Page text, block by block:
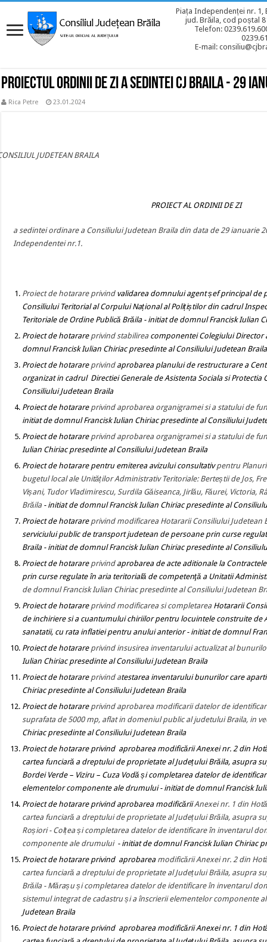
Piața Independenței nr. 1,
jud. Brăila, cod poștal
Telefon:
E-mail:
Proiectul ordinii de zi a sedintei CJ BRAILA - 29
Rica Petre 23.01.2024
JUDETEAN BRAILA
AL ORDINII DE ZI
a sedintei ordinare a Consiliului Judetean Braila din data de 29 ianuarie
Independentei nr.1.
Proiect de hotarare privind validarea domnului agent șef principal de
Consiliului Teritorial al Corpului Național al Polițiștilor din cadrul
Teritoriale de Ordine Publică Brăila - initiat de domnul Francisk Iulian
Proiect de hotarare privind stabilirea componentei Colegiului Director
domnul Francisk Iulian Chiriac presedinte al Consiliului Judetean Braila
Proiect de hotarare privind aprobarea planului de restructurare a
organizat in cadrul Directiei Generale de Asistenta Sociala si Protectia
Consiliului Judetean Braila
Proiect de hotarare privind aprobarea organigramei si a statului de
initiat de domnul Francisk Iulian Chiriac presedinte al Consiliului
Proiect de hotarare privind aprobarea organigramei si a statului de
Iulian Chiriac presedinte al Consiliului Judetean Braila
Proiect de hotarare pentru emiterea avizului consultativpentru
bugetul localale Unităților Administrativ Teritoriale: Berteștii de Jos,
Vișani, Tudor Vladimirescu, Surdila Găiseanca, Jirlău, Făurei,
Brăila - initiat de domnul Francisk Iulian Chiriac presedinte al
Proiect de hotarare privind modificarea Hotararii Consiliului Judetean
serviciului public de transport judetean de persoane prin curse
Braila - initiat de domnul Francisk Iulian Chiriac presedinte al
Proiect de hotarare privind aprobarea de acte aditionale la
prin curse regulate în aria teritorială de competenţă a Unitatii
de domnul Francisk Iulian Chiriac presedinte al Consiliului Judetean
Proiect de hotarare privind modificarea si completarea Hotararii
de inchiriere si a cuantumului chiriilor pentru locuintele construite
sanatatii, cu rata inflatiei pentru anului anterior- initiat de domnul
Proiect de hotarare privind insusirea inventarului actualizat al
Iulian Chiriac presedinte al Consiliului Judetean Braila
Proiect de hotarare privind atestarea inventarului bunurilor care
Chiriac presedinte al Consiliului Judetean Braila
Proiect de hotarare privind aprobarea modificarii datelor de
suprafata de 5000 mp, aflat in domeniul public al judetului Braila, in
Chiriac presedinte al Consiliului Judetean Braila
Proiect de hotarare privind aprobarea modificării Anexei nr. 2 din
cartea funciară a dreptului de proprietate al Județului Brăila, asupra
Bordei Verde – Viziru – Cuza Vodă și completarea datelor de
elementelor componente ale drumului- initiat de domnul Francisk
Proiect de hotarare privind aprobarea modificăriiAnexei nr. 1 din
cartea funciară a dreptului de proprietate al Județului Brăila, asupra
Roșiori - Colțea și completarea datelor de identificare în inventarul
componente ale drumului - initiat de domnul Francisk Iulian Chiriac
Proiect de hotarare privind aprobarea modificării Anexei nr. 2 din
cartea funciară a dreptului de proprietate al Județului Brăila, asupra
Brăila - Mărașu și completarea datelor de identificare în inventarul
sistemul integrat de cadastru și a înscrierii elementelor componente
Judetean Braila
Proiect de hotarare privind aprobarea modificării Anexei nr. 1 din